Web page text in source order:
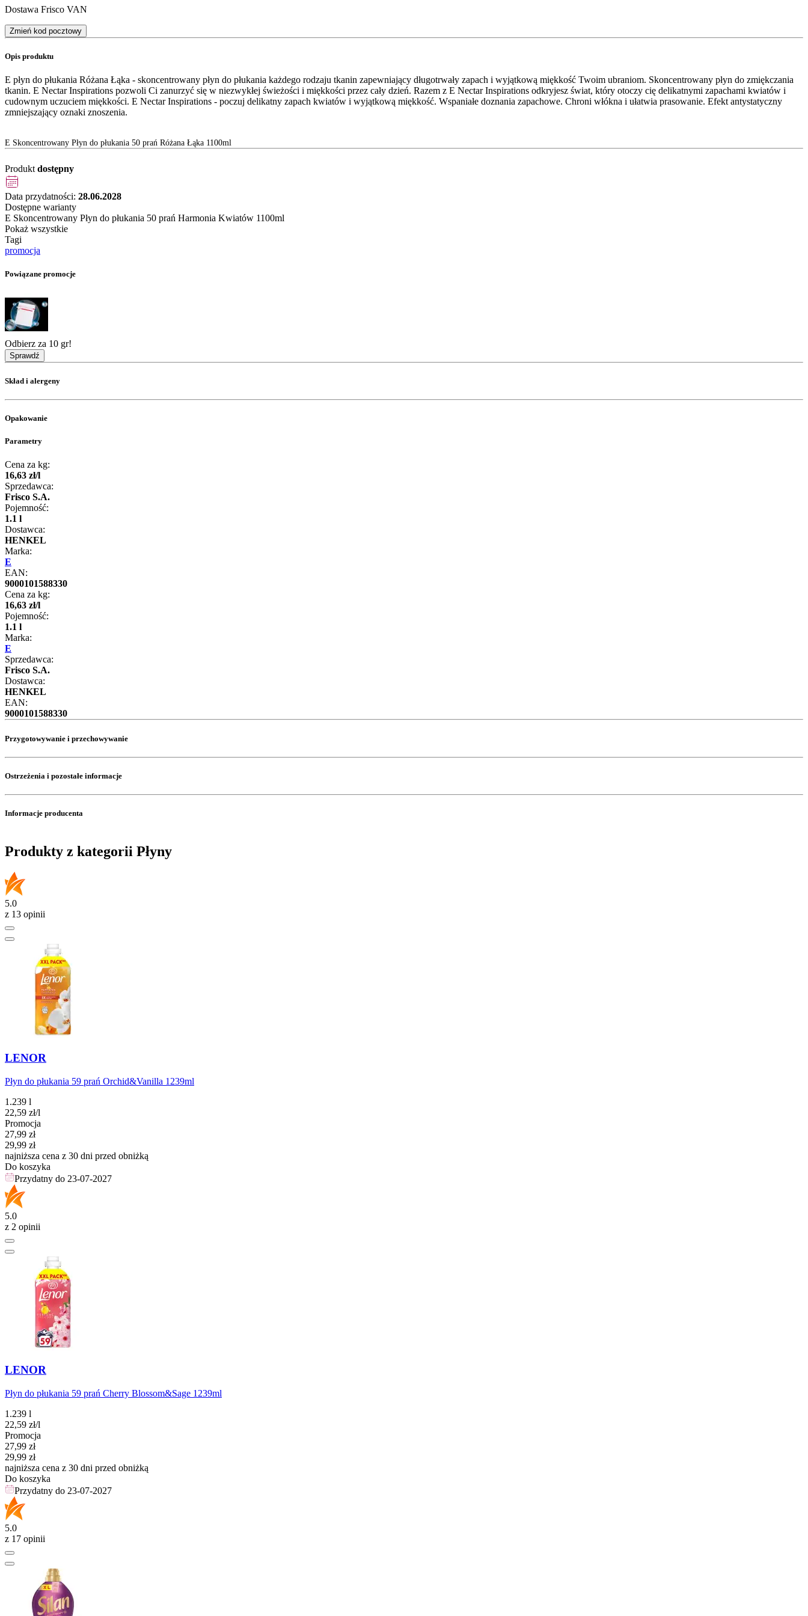
Dostawa Frisco VAN
Zmień kod pocztowy
Opis produktu
E płyn do płukania Różana Łąka - skoncentrowany płyn do płukania każdego rodzaju tkanin zapewniający długotrwały zapach i wyjątkową miękkość Twoim ubraniom. Skoncentrowany płyn do zmiękczania
tkanin. E Nectar Inspirations pozwoli Ci zanurzyć się w niezwykłej świeżości i miękkości przez cały dzień. Razem z E Nectar Inspirations odkryjesz świat, który otoczy cię delikatnymi zapachami kwiatów i
cudownym uczuciem miękkości. E Nectar Inspirations - poczuj delikatny zapach kwiatów i wyjątkową miękkość. Wspaniałe doznania zapachowe. Chroni włókna i ułatwia prasowanie. Efekt antystatyczny
zmniejszający oznaki znoszenia.
E Skoncentrowany Płyn do płukania 50 prań Różana Łąka 1100ml
Produkt dostępny
Data przydatności: 28.06.2028
Dostępne warianty
E Skoncentrowany Płyn do płukania 50 prań Harmonia Kwiatów 1100ml
Pokaż wszystkie
Tagi
promocja
Powiązane promocje
Odbierz za 10 gr!
Sprawdź
Skład i alergeny
Opakowanie
Parametry
Cena za kg:
16,63 zł/l
Sprzedawca:
Frisco S.A.
Pojemność:
1.1 l
Dostawca:
HENKEL
Marka:
E
EAN:
9000101588330
Cena za kg:
16,63 zł/l
Pojemność:
1.1 l
Marka:
E
Sprzedawca:
Frisco S.A.
Dostawca:
HENKEL
EAN:
9000101588330
Przygotowywanie i przechowywanie
Ostrzeżenia i pozostałe informacje
Informacje producenta
Produkty z kategorii Płyny
5.0
z 13 opinii
LENOR
Płyn do płukania 59 prań Orchid&Vanilla 1239ml
1.239 l
22,59 zł/l
Promocja
Cena promocyjna
27,99 zł
29,99 zł
najniższa cena z 30 dni przed obniżką
Do koszyka
Przydatny do 23-07-2027
5.0
z 2 opinii
LENOR
Płyn do płukania 59 prań Cherry Blossom&Sage 1239ml
1.239 l
22,59 zł/l
Promocja
Cena promocyjna
27,99 zł
29,99 zł
najniższa cena z 30 dni przed obniżką
Do koszyka
Przydatny do 23-07-2027
5.0
z 17 opinii